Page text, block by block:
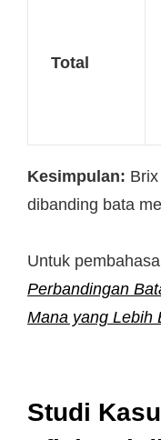
Total
Kesimpulan:
dibanding bata
Untuk
Perbandingan
Mana yang Lebih
Studi